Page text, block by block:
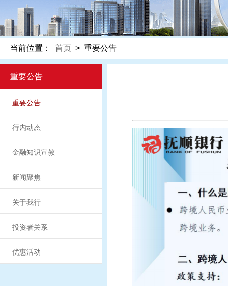
当前位置： 首页 > 重要公告
重要公告
重要公告
行内动态
金融知识宣教
新闻聚焦
关于我行
投资者关系
优惠活动